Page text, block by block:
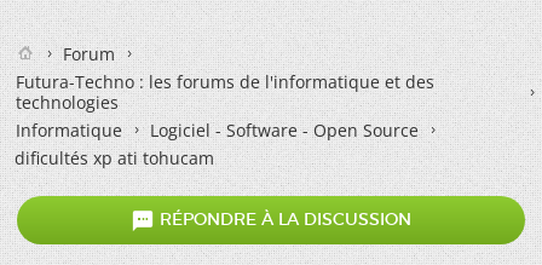
Forum
Futura-Techno : les forums de l'informatique et des
technologies
Informatique
Logiciel - Software - Open Source
dificultés xp ati tohucam
 RÉPONDRE À LA DISCUSSION